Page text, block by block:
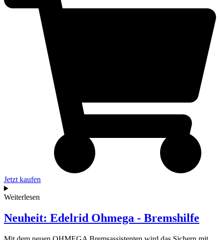
Jetzt kaufen
Weiterlesen
Neuheit: Edelrid Ohmega - Bremshilfe